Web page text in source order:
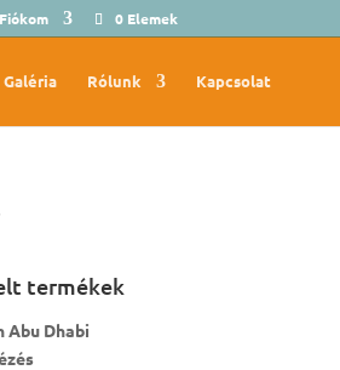
Fiókom 0 Elemek
Galéria Rólunk Kapcsolat
termékek
Abu Dhabi